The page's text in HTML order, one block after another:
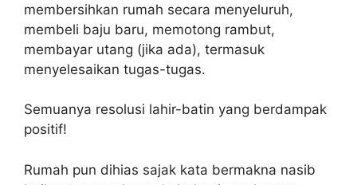
membersihkan rumah secara menyeluruh,
membeli baju baru, memotong rambut,
membayar utang (jika ada), termasuk
menyelesaikan tugas-tugas.
Semuanya resolusi lahir-batin yang berdampak
positif!
Rumah pun dihias sajak kata bermakna nasib